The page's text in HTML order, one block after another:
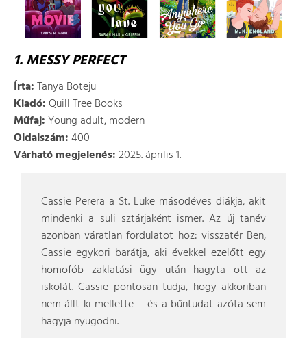
1. MESSY PERFECT
Írta:Tanya Boteju
Kiadó:Quill Tree Books
Műfaj:Young adult, modern
Oldalszám:400
Várható megjelenés:2025. április 1.
Cassie Perera a St. Luke másodéves diákja, akit
mindenki a suli sztárjaként ismer. Az új tanév
azonban váratlan fordulatot hoz: visszatér Ben,
Cassie egykori barátja, aki évekkel ezelőtt egy
homofób zaklatási ügy után hagyta ott az
iskolát. Cassie pontosan tudja, hogy akkoriban
nem állt ki mellette – és a bűntudat azóta sem
hagyja nyugodni.